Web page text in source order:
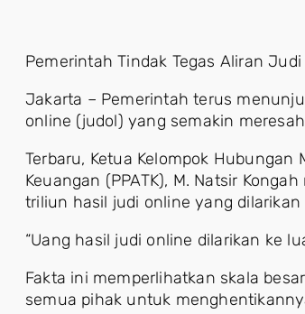
Pemerintah Tindak Tegas Aliran
Jakarta – Pemerintah terus
online (judol) yang semakin
Terbaru, Ketua Kelompok
Keuangan (PPATK), M. Natsir
triliun hasil judi online yang
“Uang hasil judi online dilarikan ke
Fakta ini memperlihatkan skala
semua pihak untuk